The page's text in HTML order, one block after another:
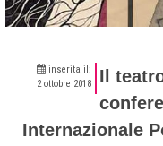
inserita il:
2 ottobre 2018
Il
Internazionale